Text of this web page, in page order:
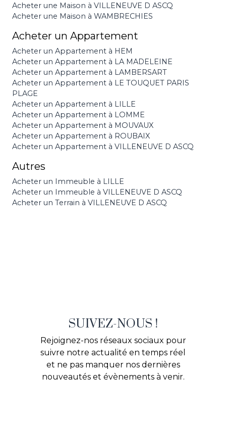
Acheter une Maison à VILLENEUVE D ASCQ
Acheter une Maison à WAMBRECHIES
Acheter un Appartement
Acheter un Appartement à HEM
Acheter un Appartement à LA MADELEINE
Acheter un Appartement à LAMBERSART
Acheter un Appartement à LE TOUQUET PARIS
PLAGE
Acheter un Appartement à LILLE
Acheter un Appartement à LOMME
Acheter un Appartement à MOUVAUX
Acheter un Appartement à ROUBAIX
Acheter un Appartement à VILLENEUVE D ASCQ
Autres
Acheter un Immeuble à LILLE
Acheter un Immeuble à VILLENEUVE D ASCQ
Acheter un Terrain à VILLENEUVE D ASCQ
SUIVEZ-NOUS !
Rejoignez-nos réseaux sociaux pour
suivre notre actualité en temps réel
et ne pas manquer nos dernières
nouveautés et évènements à venir.